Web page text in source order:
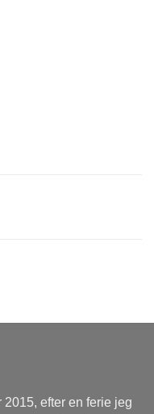
efter en ferie jeg